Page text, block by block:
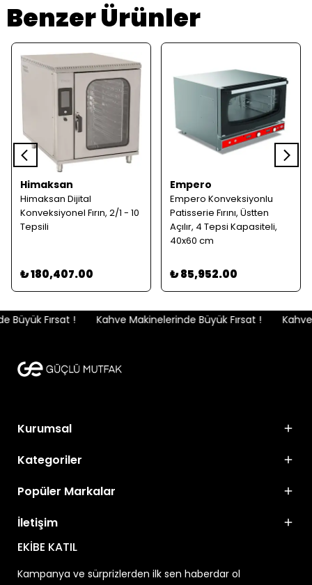
Benzer Ürünler
Himaksan
Himaksan Dijital
Konveksiyonel Fırın, 2/1 - 10
Tepsili
₺ 180,407.00
Empero
Empero Konveksiyonlu
Patisserie Fırını, Üstten
Açılır, 4 Tepsi Kapasiteli,
40x60 cm
₺ 85,952.00
Fırsat ! Kahve Makinelerinde Büyük Fırsat !
Kurumsal
Kategoriler
Popüler Markalar
İletişim
EKİBE KATIL
Kampanya ve sürprizlerden ilk sen haberdar ol